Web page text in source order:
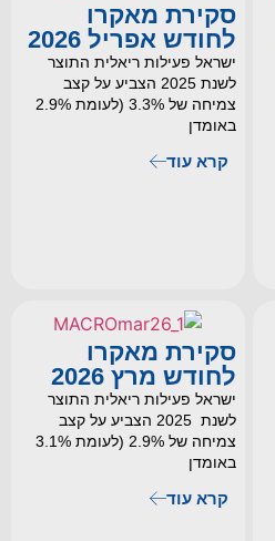
סקירת מאקרו
לחודש אפריל 2026
ישראל פעילות ריאלית התוצר
לשנת 2025 הצביע על קצב
צמיחה של 3.3% (לעומת 2.9%
באומדן
קרא עוד
סקירת מאקרו
לחודש מרץ 2026
ישראל פעילות ריאלית התוצר
לשנת 2025 הצביע על קצב
צמיחה של 2.9% (לעומת 3.1%
באומדן
קרא עוד